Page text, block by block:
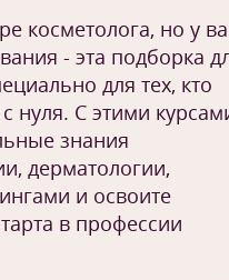
косметолога, но у
- эта подборка
для тех, кто
нуля. С этими
знания
дерматологии,
и освоите
в профессии